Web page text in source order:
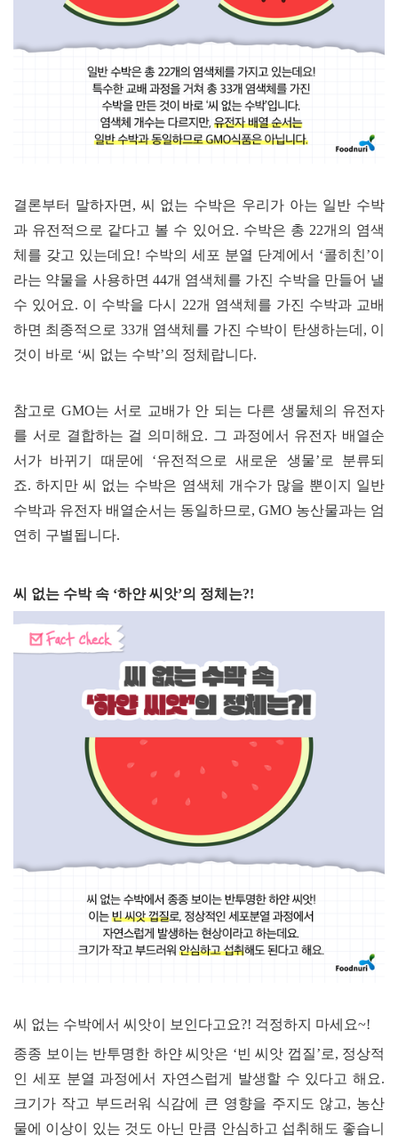
결론부터 말하자면 , 씨 없는 수박은 우리가 아는 일반 수박
과 유전적으로 같다고 볼 수 있어요. 수박은 총 22개의 염색
체를 갖고 있는데요! 수박의 세포 분열 단계에서 ‘콜히친’이
라는 약물을 사용하면 44개 염색체를 가진 수박을 만들어 낼
수 있어요. 이 수박을 다시 22개 염색체를 가진 수박과 교배
하면 최종적으로 33개 염색체를 가진 수박이 탄생하는데 , 이
것이 바로 ‘씨 없는 수박’의 정체랍니다.
참고로 GMO는 서로 교배가 안 되는 다른 생물체의 유전자
를 서로 결합하는 걸 의미해요. 그 과정에서 유전자 배열순
서가 바뀌기 때문에 ‘유전적으로 새로운 생물’ 로 분류되
죠.하지만 씨 없는 수박은 염색체 개수가 많을 뿐이지 일반
수박과 유전자 배열순서는 동일하므로, GMO 농산물과는 엄
연히 구별됩니다.
씨 없는 수박 속 ‘하얀 씨앗’의 정체는?!
씨 없는 수박에서 씨앗이 보인다고요?! 걱정하지 마세요~!
종종 보이는 반투명한 하얀 씨앗은 ‘빈 씨앗 껍질’ 로, 정상적
인 세포 분열 과정에서 자연스럽게 발생할 수 있다고 해요.
크기가 작고 부드러워 식감에 큰 영향을 주지도 않고, 농산
물에 이상이 있는 것도 아닌 만큼 안심하고 섭취해도 좋습니